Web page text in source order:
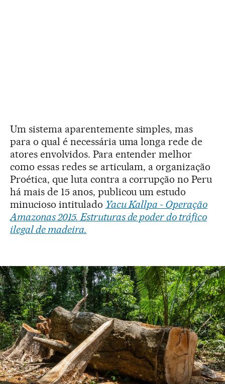
Um sistema aparentemente simples, mas
para o qual é necessária uma longa rede de
atores envolvidos. Para entender melhor
como essas redes se articulam, a organização
Proética, que luta contra a corrupção no Peru
há mais de 15 anos, publicou um estudo
minucioso intitulado Yacu Kallpa - Operação
Amazonas 2015. Estruturas de poder do tráfico
ilegal de madeira.